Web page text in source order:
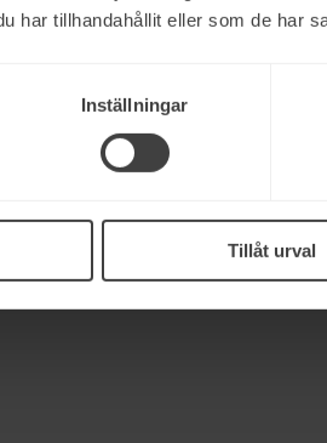
har tillhandahållit eller som de har
Inställningar
Tillåt urval